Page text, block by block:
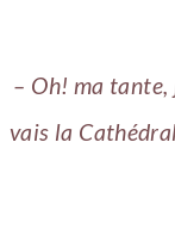
– Oh! ma tante,
vais la